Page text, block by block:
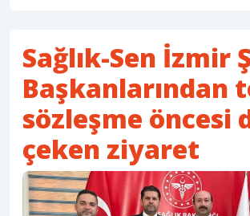
Sağlık-Sen İzmir
Başkanlarından
sözleşme öncesi
çeken ziyaret